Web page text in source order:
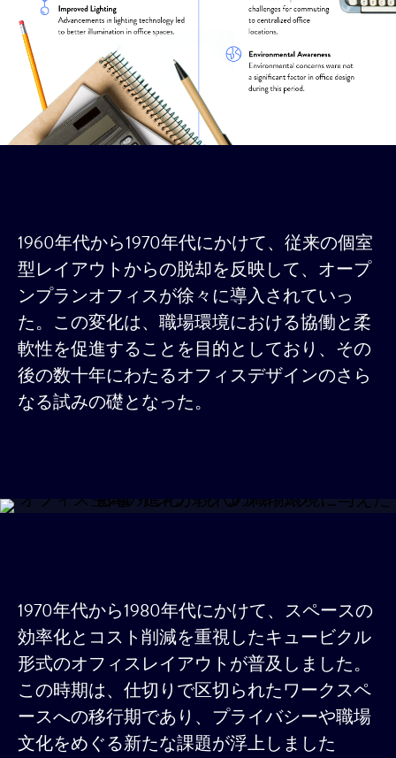
1960年代から1970年代にかけて、従来の個室
型レイアウトからの脱却を反映して、オープ
ンプランオフィスが徐々に導入されていっ
た。この変化は、職場環境における協働と柔
軟性を促進することを目的としており、その
後の数十年にわたるオフィスデザインのさら
なる試みの礎となった。
1970年代から1980年代にかけて、スペースの
効率化とコスト削減を重視したキュービクル
形式のオフィスレイアウトが普及しました。
この時期は、仕切りで区切られたワークスペ
ースへの移行期であり、プライバシーや職場
文化をめぐる新たな課題が浮上しました